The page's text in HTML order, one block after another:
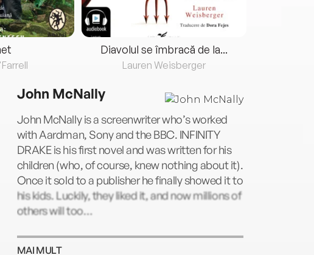
Diavolul se îmbracă de la...
Lauren Weisberger
John McNally
John McNally is a screenwriter who’s worked
with Aardman, Sony and the BBC. INFINITY
DRAKE is his first novel and was written for his
children (who, of course, knew nothing about it).
Once it sold to a publisher he finally showed it to
his kids. Luckily, they liked it, and now millions of
others will too…
MAI MULT